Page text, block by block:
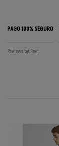
PAGO 100% SEGURO
Reviews by Revi